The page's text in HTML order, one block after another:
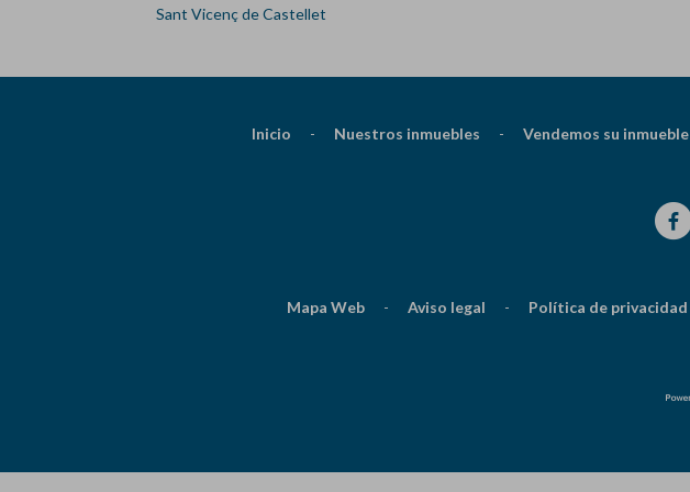
Sant Vicenç de Castellet
Inicio - Nuestros inmuebles - Vendemos su inmueble
Mapa Web - Aviso legal - Política de privacidad